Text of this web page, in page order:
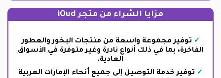
مزايا الشراء من متجر iOud
توفير مجموعة واسعة من منتجات البخور والعطور
الفاخرة، بما في ذلك أنواع نادرة وغير متوفرة في الأسواق
العادية.
توفير خدمة التوصيل إلى جميع أنحاء الإمارات العربية